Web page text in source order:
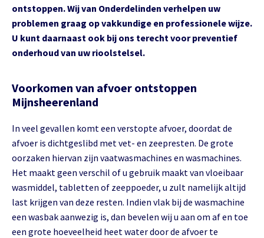
ontstoppen. Wij van Onderdelinden verhelpen uw
problemen graag op vakkundige en professionele wijze.
U kunt daarnaast ook bij ons terecht voor preventief
onderhoud van uw rioolstelsel.
Voorkomen van afvoer ontstoppen
Mijnsheerenland
In veel gevallen komt een verstopte afvoer, doordat de
afvoer is dichtgeslibd met vet- en zeepresten. De grote
oorzaken hiervan zijn vaatwasmachines en wasmachines.
Het maakt geen verschil of u gebruik maakt van vloeibaar
wasmiddel, tabletten of zeeppoeder, u zult namelijk altijd
last krijgen van deze resten. Indien vlak bij de wasmachine
een wasbak aanwezig is, dan bevelen wij u aan om af en toe
een grote hoeveelheid heet water door de afvoer te